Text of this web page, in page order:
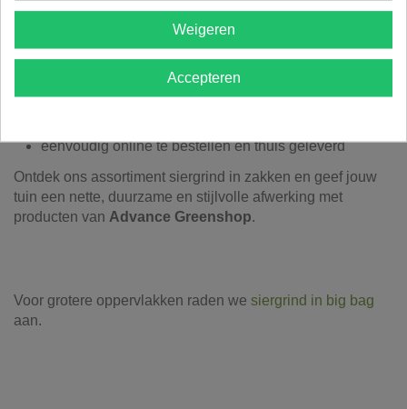
toepassingen.
verschillende kleuren en korrelgroottes
geschikt voor paden, borders, plantvakken en
eenvoudig online te bestellen en thuis geleverd
Ontdek ons assortiment siergrind in zakken en geef jouw
tuin een nette, duurzame en stijlvolle afwerking met
producten van Advance Greenshop.
Voor grotere oppervlakken raden we siergrind in big bag
aan.
Weigeren
Accepteren